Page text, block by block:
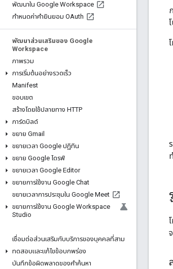
พัฒนาใน Google Workspace
กําหนดค่าคํายินยอม OAuth
พัฒนาส่วนเสริมของ Google
Workspace
ภาพรวม
การเริ่มต้นอย่างรวดเร็ว
Manifest
ขอบเขต
สร้างโดยใช้ปลายทาง HTTP
การ์ดบิลด์
ขยาย Gmail
ขยายเวลา Google ปฏิทิน
ขยาย Google ไดรฟ์
ขยายเวลา Google Editor
ขยายการใช้งาน Google Chat
ขยายเวลาการประชุมใน Google Meet
ขยายการใช้งาน Google Workspace
Studio
เชื่อมต่อส่วนเสริมกับบริการของบุคคลที่สาม
ทดสอบและแก้ไขข้อบกพร่อง
บันทึกข้อผิดพลาดของคําค้นหา